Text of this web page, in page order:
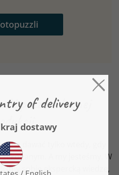
puzzli własnej
dawać tylko wtedy, gdy
A my jesteśmy. W
sobie ekspercką wiedzę,